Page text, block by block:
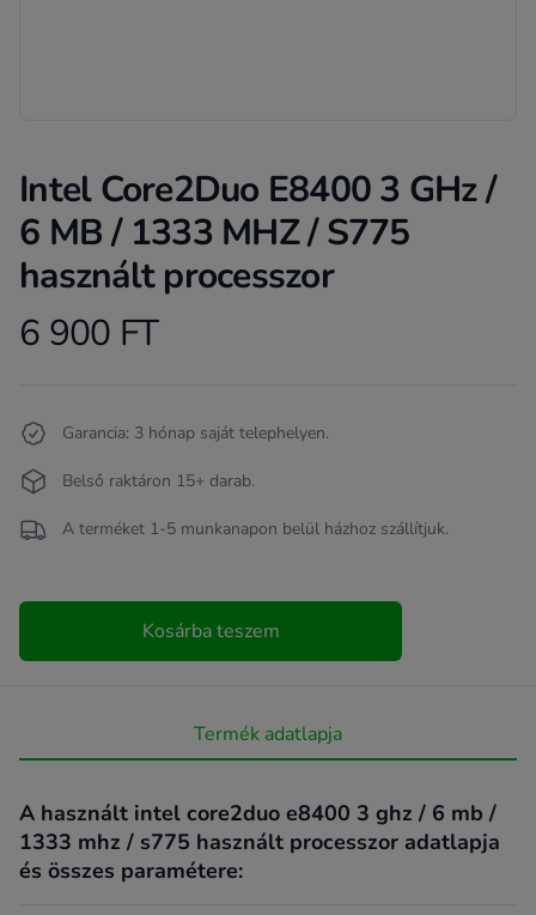
Intel Core2Duo E8400 3 GHz /
6 MB / 1333 MHZ / S775
használt processzor
Product information
6 900 FT
Garancia: 3 hónap saját telephelyen.
Belső raktáron 15+ darab.
A terméket 1-5 munkanapon belül házhoz szállítjuk.
Kosárba teszem
Termék adatlapja
A használt intel core2duo e8400 3 ghz / 6 mb /
1333 mhz / s775 használt processzor adatlapja
és összes paramétere: